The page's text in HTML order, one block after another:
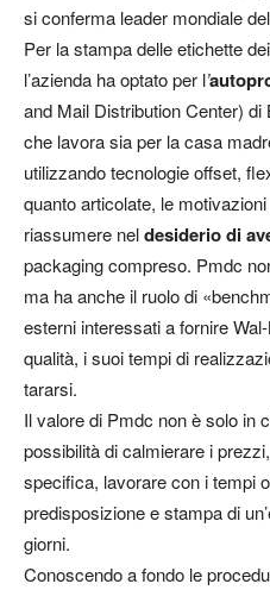
si conferma leader mondiale
Per la stampa delle etichette
l’azienda ha optato per l’
and Mail Distribution Center)
che lavora sia per la casa
utilizzando tecnologie offset,
quanto articolate, le
riassumere neldesiderio di
packaging compreso. Pmdc
ma ha anche il ruolo di
esterni interessati a fornire
qualità, i suoi tempi di
tararsi.
Il valore di Pmdc non è solo in
possibilità di calmierare i
specifica, lavorare con i tempi
predisposizione e stampa di
giorni.
Conoscendo a fondo le